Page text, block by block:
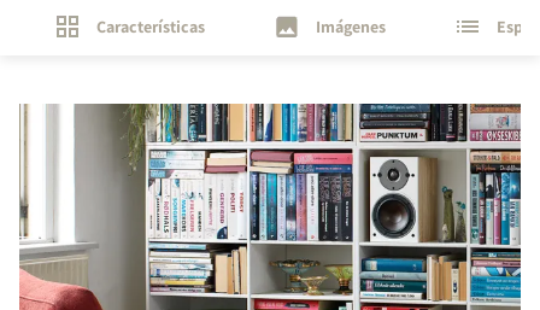
Características Imágenes